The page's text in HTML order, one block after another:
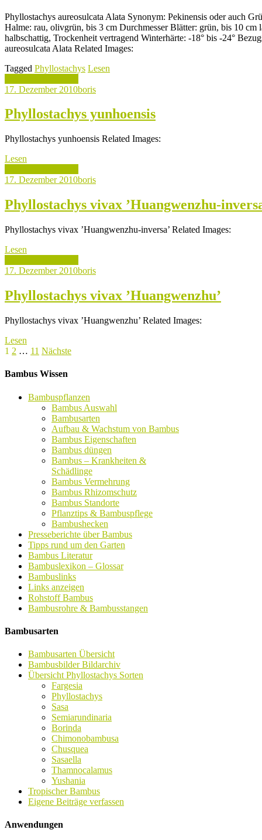
Phyllostachys aureosulcata Alata Synonym: Pekinensis oder auch
Halme: rau, olivgrün, bis 3 cm Durchmesser Blätter: grün, bis 10 cm
halbschattig, Trockenheit vertragend Winterhärte: -18° bis -24°
aureosulcata Alata Related Images:
Tagged Phyllostachys Lesen
17. Dezember 2010boris
Phyllostachys yunhoensis
Phyllostachys yunhoensis Related Images:
Lesen
17. Dezember 2010boris
Phyllostachys vivax ’Huangwenzhu-
Phyllostachys vivax ’Huangwenzhu-inversa’ Related Images:
Lesen
17. Dezember 2010boris
Phyllostachys vivax ’Huangwenzhu’
Phyllostachys vivax ’Huangwenzhu’ Related Images:
Lesen
Seitennummerierung
der
1 2 … 11 Nächste
Bambus Wissen
Bambuspflanzen
Bambus Auswahl
Bambusarten
Aufbau & Wachstum von Bambus
Bambus Eigenschaften
Bambus düngen
Bambus – Krankheiten &
Schädlinge
Bambus Vermehrung
Bambus Rhizomschutz
Bambus Standorte
Pflanztips & Bambuspflege
Bambushecken
Presseberichte über Bambus
Tipps rund um den Garten
Bambus Literatur
Bambuslexikon – Glossar
Bambuslinks
Links anzeigen
Rohstoff Bambus
Bambusrohre & Bambusstangen
Bambusarten
Bambusarten Übersicht
Bambusbilder Bildarchiv
Übersicht Phyllostachys Sorten
Fargesia
Phyllostachys
Sasa
Semiarundinaria
Borinda
Chimonobambusa
Chusquea
Sasaella
Thamnocalamus
Yushania
Tropischer Bambus
Eigene Beiträge verfassen
Anwendungen